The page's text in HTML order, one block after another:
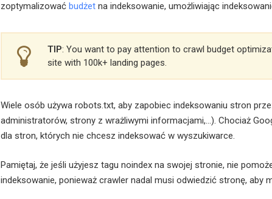
zoptymalizować budżet na indeksowanie, umożliwiając
TIP: You want to pay attention to crawl budget
site with 100k+ landing pages.
Wiele osób używa robots.txt, aby zapobiec indeksowaniu stron
administratorów, strony z wrażliwymi informacjami,…). Chociaż
dla stron, których nie chcesz indeksować w wyszukiwarce.
Pamiętaj, że jeśli użyjesz tagu noindex na swojej stronie, nie
indeksowanie, ponieważ crawler nadal musi odwiedzić stronę, aby